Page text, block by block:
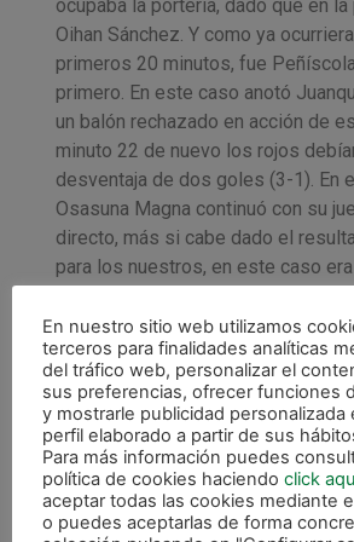
ocupaba la portería, dado que en la
Oihan Sánchez. Y como ya
primeros 20 minutos, fue
primero. En este caso anotó
un balón rechazado en acción de
minuto 22 de nuevo los rojos
desventaja de dos goles (3-1). En
Osasuna Magna continuó con su
directo, más si cabe dado el
para los nuestros, en este caso
segundo palo y subía el 3-2 al
Los minutos pasaban y el partido
Ambos equipos ofrecían
balón. Había ciertas imprecisiones
partido muy abierto. Cualquiera
fue Imanol Arregui quien en el
decantó por el portero jugador. En
En nuestro sitio web utilizamos
terceros para finalidades analíticas
del tráfico web, personalizar el
sus preferencias, ofrecer funciones
y mostrarle publicidad personalizada
perfil elaborado a partir de sus
Para más información puedes
política de cookies haciendo click
aceptar todas las cookies mediante
o puedes aceptarlas de forma